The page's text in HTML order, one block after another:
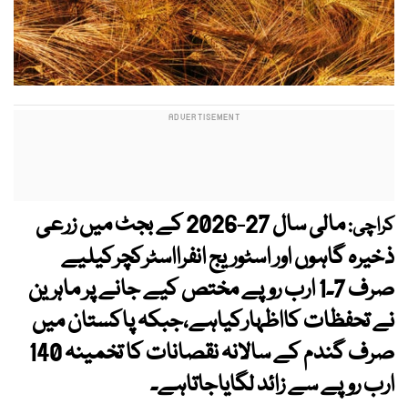
کراچی:
مالی سال 27-2026 کے بجٹ میں زرعی
ذخیرہ گاہوں اور اسٹوریج انفرااسٹرکچرکیلیے
صرف 7۔1 ارب روپے مختص کیے جانے پر ماہرین
نے تحفظات کااظہارکیاہے،جبکہ پاکستان میں
صرف گندم کے سالانہ نقصانات کا تخمینہ 140
ارب روپے سے زائد لگایاجاتاہے۔